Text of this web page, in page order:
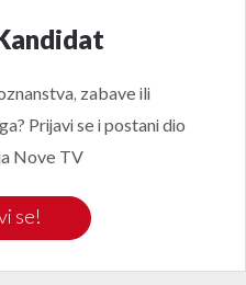
zabave ili
Prijavi se i postani dio
Nove TV
se!